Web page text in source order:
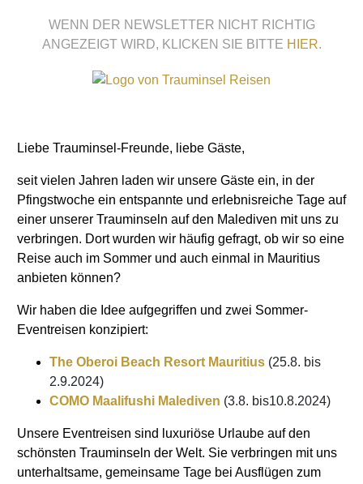
WENN DER NEWSLETTER NICHT RICHTIG
ANGEZEIGT WIRD, KLICKEN SIE BITTE HIER.
Liebe Trauminsel-Freunde, liebe Gäste,
seit vielen Jahren laden wir unsere Gäste ein, in der
Pfingstwoche ein entspannte und erlebnisreiche Tage auf
einer unserer Trauminseln auf den Malediven mit uns zu
verbringen. Dort wurden wir häufig gefragt, ob wir so eine
Reise auch im Sommer und auch einmal in Mauritius
anbieten können?
Wir haben die Idee aufgegriffen und zwei Sommer-
Eventreisen konzipiert:
The Oberoi Beach Resort Mauritius (25.8. bis
2.9.2024)
COMO Maalifushi Malediven (3.8. bis10.8.2024)
Unsere Eventreisen sind luxuriöse Urlaube auf den
schönsten Trauminseln der Welt. Sie verbringen mit uns
unterhaltsame, gemeinsame Tage bei Ausflügen zum